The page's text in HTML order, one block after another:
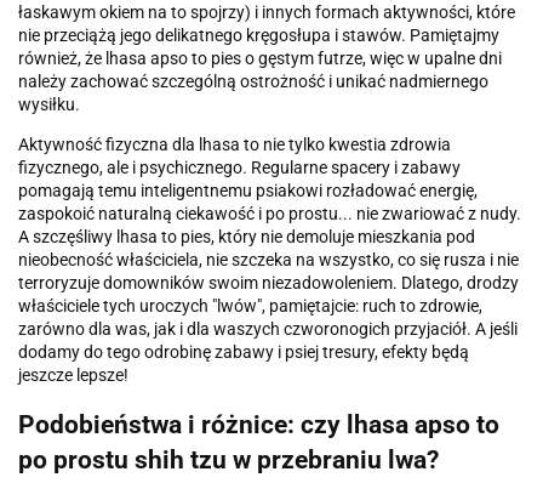
łaskawym okiem na to spojrzy) i innych formach aktywności, które
nie przeciążą jego delikatnego kręgosłupa i stawów. Pamiętajmy
również, że lhasa apso to pies o gęstym futrze, więc w upalne dni
należy zachować szczególną ostrożność i unikać nadmiernego
wysiłku.
Aktywność fizyczna dla lhasa to nie tylko kwestia zdrowia
fizycznego, ale i psychicznego. Regularne spacery i zabawy
pomagają temu inteligentnemu psiakowi rozładować energię,
zaspokoić naturalną ciekawość i po prostu... nie zwariować z nudy.
A szczęśliwy lhasa to pies, który nie demoluje mieszkania pod
nieobecność właściciela, nie szczeka na wszystko, co się rusza i nie
terroryzuje domowników swoim niezadowoleniem. Dlatego, drodzy
właściciele tych uroczych "lwów", pamiętajcie: ruch to zdrowie,
zarówno dla was, jak i dla waszych czworonogich przyjaciół. A jeśli
dodamy do tego odrobinę zabawy i psiej tresury, efekty będą
jeszcze lepsze!
Podobieństwa i różnice: czy lhasa apso to
po prostu shih tzu w przebraniu lwa?